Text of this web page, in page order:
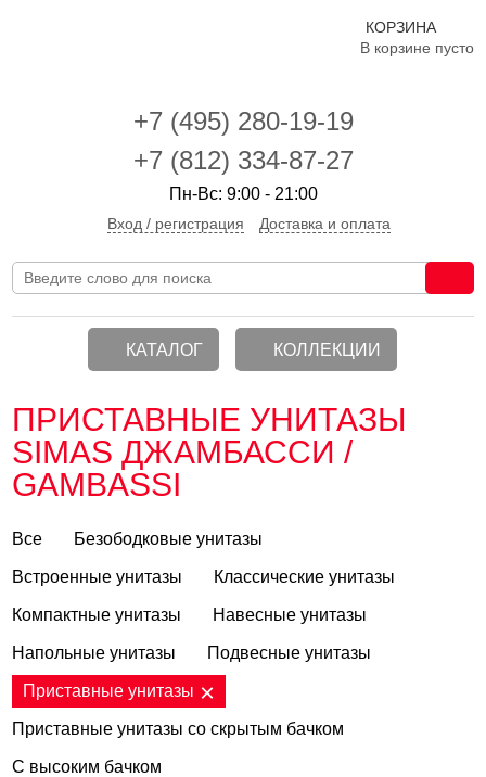
+7 (495) 280-19-19
+7 (812) 334-87-27
Пн-Вс: 9:00 - 21:00
Вход / регистрация Доставка и оплата
КОРЗИНА
В корзине пусто
КАТАЛОГ КОЛЛЕКЦИИ
ПРИСТАВНЫЕ УНИТАЗЫ
SIMAS ДЖАМБАССИ /
GAMBASSI
Все Безободковые унитазы
Встроенные унитазы Классические унитазы
Компактные унитазы Навесные унитазы
Напольные унитазы Подвесные унитазы
Приставные унитазы
Приставные унитазы со скрытым бачком
С высоким бачком